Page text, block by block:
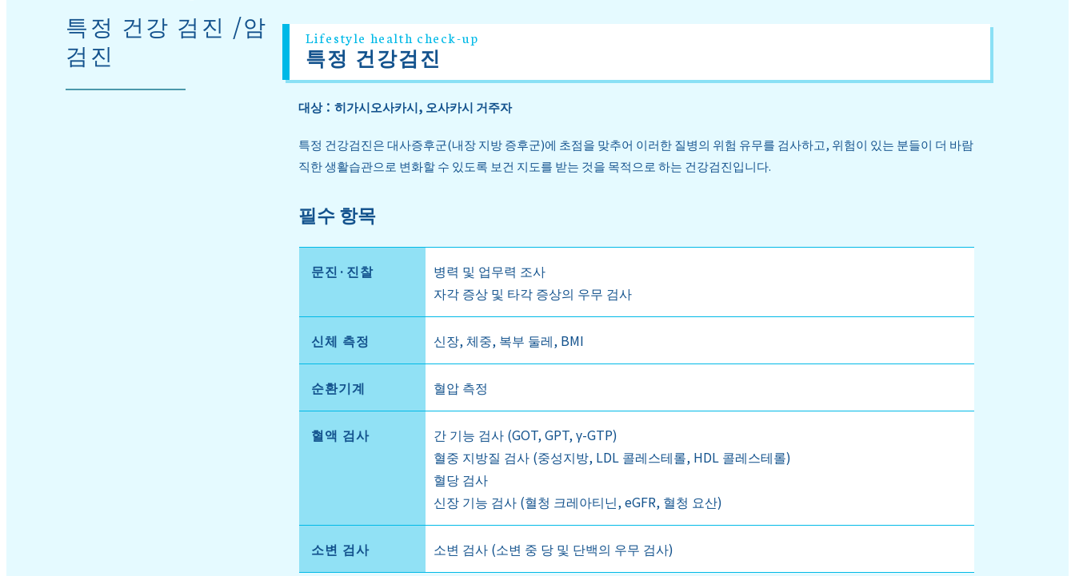
특정 건강 검진 /암
검진
Lifestyle health check-up
특정 건강검진
대상：히가시오사카시, 오사카시 거주자
특정 건강검진은 대사증후군(내장 지방 증후군)에 초점을 맞추어 이러한 질병의 위험 유무를 검사하고, 위험이 있는 분들이 더 바람
직한 생활습관으로 변화할 수 있도록 보건 지도를 받는 것을 목적으로 하는 건강검진입니다.
필수 항목
문진·진찰
병력 및 업무력 조사
자각 증상 및 타각 증상의 우무 검사
신체 측정 신장, 체중, 복부 둘레, BMI
순환기계 혈압 측정
혈액 검사
간 기능 검사 (GOT, GPT, γ-GTP)
혈중 지방질 검사 (중성지방, LDL 콜레스테롤, HDL 콜레스테롤)
혈당 검사
신장 기능 검사 (혈청 크레아티닌, eGFR, 혈청 요산)
소변 검사 소변 검사 (소변 중 당 및 단백의 우무 검사)